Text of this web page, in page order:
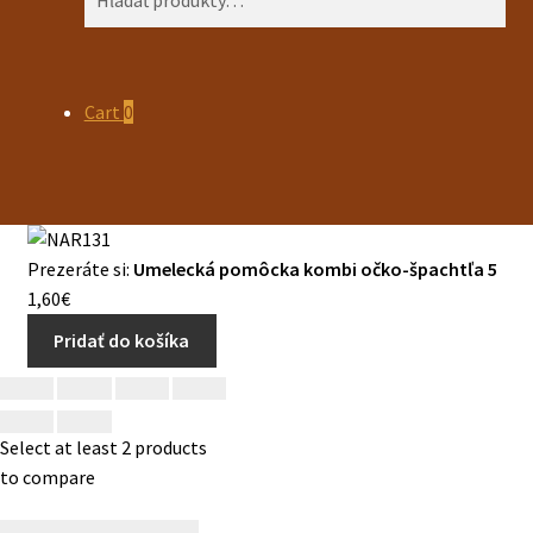
Cart 0
Prezeráte si: Umelecká pomôcka kombi očko-špachtľa 5
1,60€
Pridať do košíka
Select at least 2 products
to compare